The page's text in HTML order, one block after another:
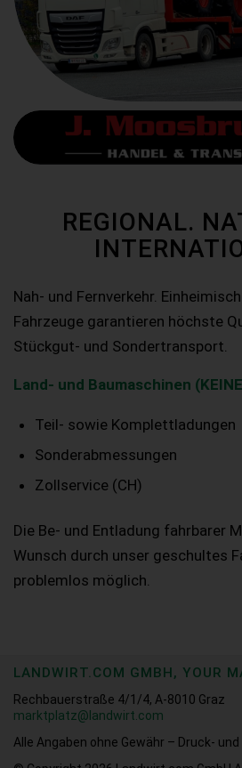
REGIONAL.
Nah- und Fernverkehr.
Fahrzeuge garantieren höchste
Stückgut- und Sondertransport.
Land- und Baumaschinen
Teil- sowie Komplettladungen
Sonderabmessungen
Zollservice (CH)
Die Be- und Entladung fahrbarer
Wunsch durch unser geschultes
problemlos möglich.
LANDWIRT.COM GMBH, YOUR
Rechbauerstraße 4/1/4, A-8010 Graz
marktplatz@landwirt.com
Alle Angaben ohne Gewähr – Druck-